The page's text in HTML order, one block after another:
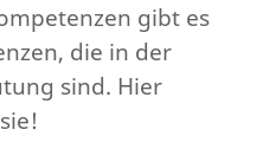
gibt es
die in der
sind. Hier